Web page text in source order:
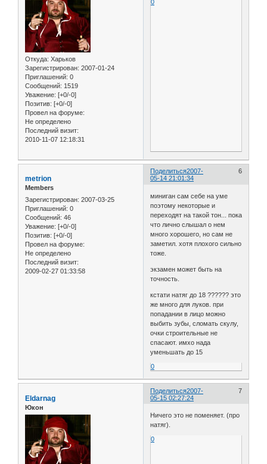
Откуда: Харьков
Зарегистрирован: 2007-01-24
Приглашений: 0
Сообщений: 1519
Уважение: [+0/-0]
Позитив: [+0/-0]
Провел на форуме:
Не определено
Последний визит:
2010-11-07 12:18:31
0
Поделиться 6
2007-
05-14 21:01:34
metrion
Members
Зарегистрирован: 2007-03-25
Приглашений: 0
Сообщений: 46
Уважение: [+0/-0]
Позитив: [+0/-0]
Провел на форуме:
Не определено
Последний визит:
2009-02-27 01:33:58
миниган сам себе на уме
поэтому некоторые и
переходят на такой тон... пока
что лично слышал о нем
много хорошего, но сам не
заметил. хотя плохого сильно
тоже.
экзамен может быть на
точность.
кстати натяг до 18 ?????? это
же много для луков. при
попадании в лицо можно
выбить зубы, сломать скулу,
очки строительные не
спасают. имхо нада
уменьшать до 15
0
Поделиться 7
2007-
05-15 02:27:24
Eldarnag
Юкон
Ничего это не поменяет. (про
натяг).
0